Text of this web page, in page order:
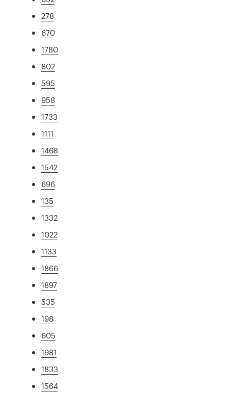
278
670
1780
802
595
958
1733
1111
1468
1542
696
135
1332
1022
1133
1866
1897
535
198
605
1981
1833
1564